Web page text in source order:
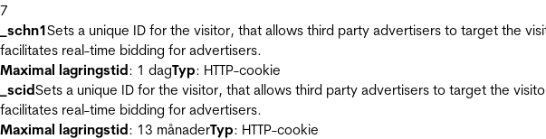
7
_schn1Sets a unique ID for the visitor, that allows third party advertisers to target the
facilitates real-time bidding for advertisers.
Maximal lagringstid: 1 dagTyp: HTTP-cookie
_scidSets a unique ID for the visitor, that allows third party advertisers to target the
facilitates real-time bidding for advertisers.
Maximal lagringstid: 13 månaderTyp: HTTP-cookie